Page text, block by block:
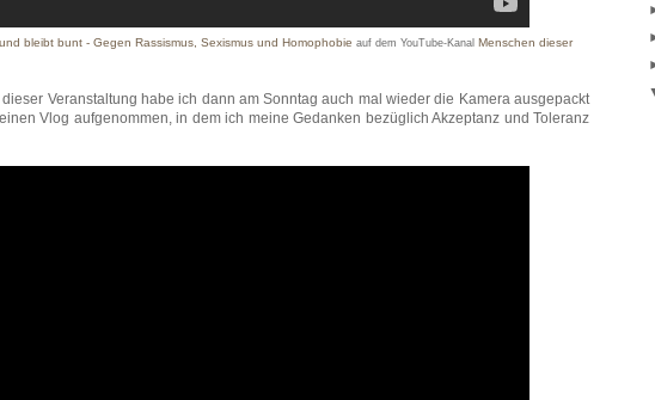
bleibt bunt - Gegen Rassismus, Sexismus und Homophobie auf dem YouTube-Kanal Menschen dieser
Veranstaltung habe ich dann am Sonntag auch mal wieder die Kamera ausgepackt
Vlog aufgenommen, in dem ich meine Gedanken bezüglich Akzeptanz und Toleranz